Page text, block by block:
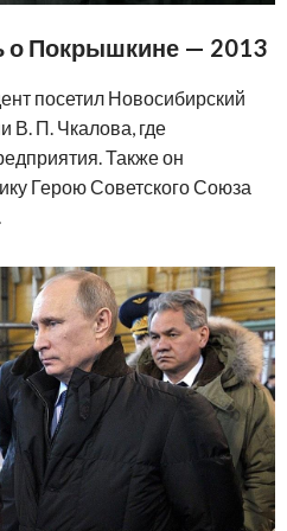
о Покрышкине — 2013
посетил Новосибирский
В. П. Чкалова, где
Также он
Герою Советского Союза